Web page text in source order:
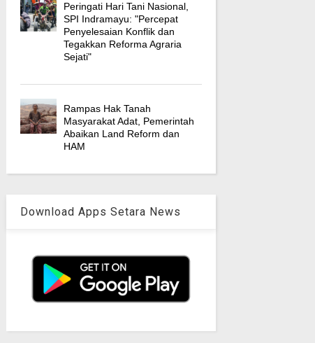
Peringati Hari Tani Nasional,
SPI Indramayu: "Percepat
Penyelesaian Konflik dan
Tegakkan Reforma Agraria
Sejati"
Rampas Hak Tanah
Masyarakat Adat, Pemerintah
Abaikan Land Reform dan
HAM
Download Apps Setara News